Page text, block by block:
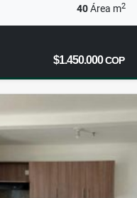
40Área m2
$1.450.000COP